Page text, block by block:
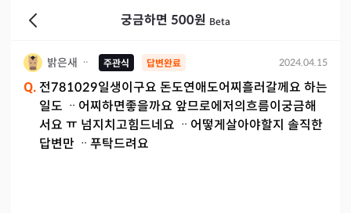
궁금하면 500원 Beta
밝은새 ᆢ 주관식 답변완료 2024.04.15
Q. 전781029일생이구요 돈도연애도어찌흘러갈께요 하는
일도 ᆢ어찌하면좋을까요 앞므로에저의흐름이궁금해
서요 ㅠ 넘지치고힘드네요 ᆢ어떻게살아야할지 솔직한
답변만 ᆢ푸탁드려요